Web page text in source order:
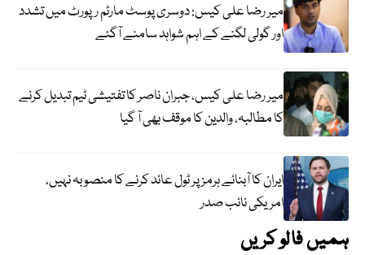
میر رضا علی کیس: دوسری پوسٹ مارٹم رپورٹ میں تشدد
اور گولی لگنے کے اہم شواہد سامنے آگئے
میر رضا علی کیس، جبران ناصر کا تفتیشی ٹیم تبدیل کرنے
کا مطالبہ، والدین کا موقف بھی آ گیا
ایران کا آبنائے ہرمز پر ٹول عائد کرنے کا منصوبہ نہیں،
امریکی نائب صدر
ہمیں فالو کریں